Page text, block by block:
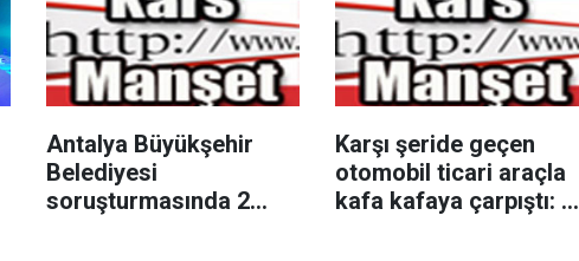
Antalya Büyükşehir
Belediyesi
soruşturmasında 2
Karşı şeride geçen
otomobil ticari araçla
kafa kafaya çarpıştı: 1’i